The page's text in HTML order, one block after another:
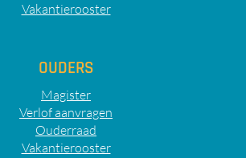
Vakantierooster
OUDERS
Magister
Verlof aanvragen
Ouderraad
Vakantierooster